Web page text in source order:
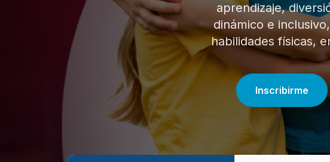
aprendizaje,
dinámico e
habilidades físicas,
Inscribirme